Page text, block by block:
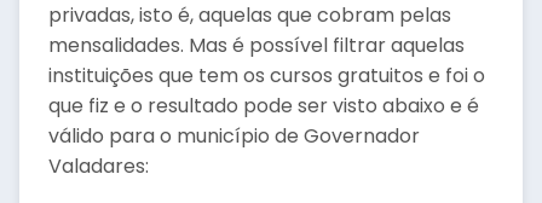
privadas, isto é, aquelas que cobram pelas
mensalidades. Mas é possível filtrar aquelas
instituições que tem os cursos gratuitos e foi o
que fiz e o resultado pode ser visto abaixo e é
válido para o município de Governador
Valadares: